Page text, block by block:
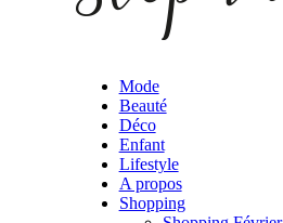
Mode
Beauté
Déco
Enfant
Lifestyle
A propos
Shopping